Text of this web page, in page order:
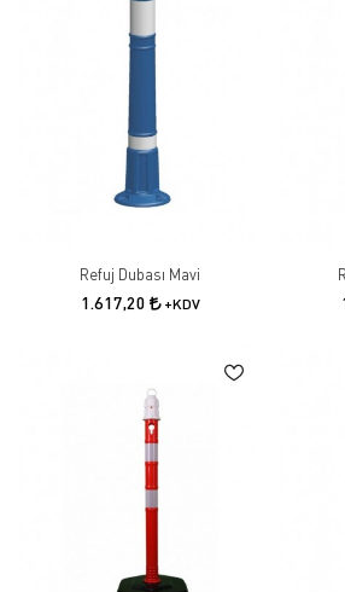
Refuj Dubası Mavi
1.617,20 +KDV